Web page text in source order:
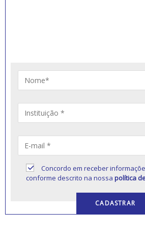
Concordo em receber
conforme descrito na nossapolítica